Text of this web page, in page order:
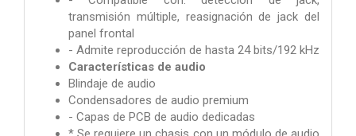
transmisión múltiple, reasignación de jack del
panel frontal
- Admite reproducción de hasta 24 bits/192 kHz
Características de audio
Blindaje de audio
Condensadores de audio premium
- Capas de PCB de audio dedicadas